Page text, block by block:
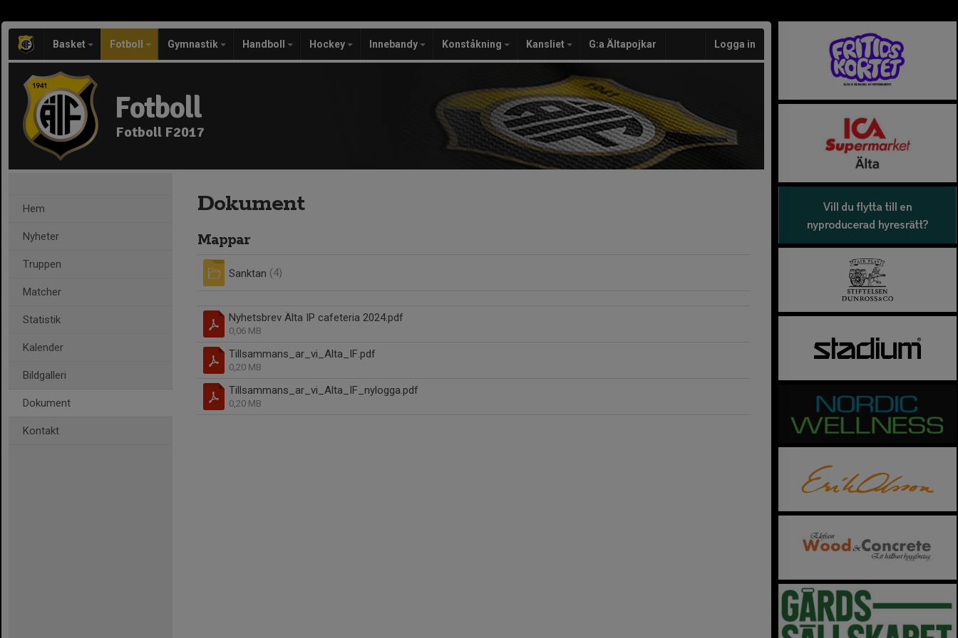
Basket Fotboll Gymnastik Handboll Hockey Innebandy Konståkning Kansliet G:a Ältapojkar Logga in
Fotboll
Fotboll F2017
Hem
Nyheter
Truppen
Matcher
Statistik
Kalender
Bildgalleri
Dokument
Kontakt
Dokument
Mappar
Sanktan (4)
Nyhetsbrev Älta IP cafeteria 2024.pdf
0,06 MB
Tillsammans_ar_vi_Alta_IF.pdf
0,20 MB
Tillsammans_ar_vi_Alta_IF_nylogga.pdf
0,20 MB